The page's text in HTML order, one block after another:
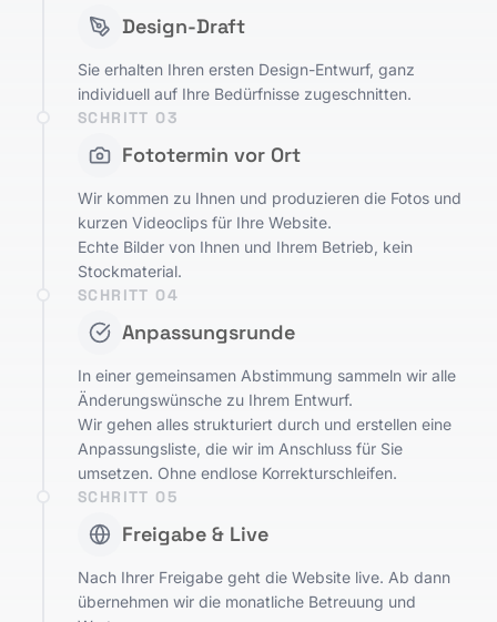
Design-Draft
Sie erhalten Ihren ersten Design-Entwurf, ganz
individuell auf Ihre Bedürfnisse zugeschnitten.
SCHRITT 03
Fototermin vor Ort
Wir kommen zu Ihnen und produzieren die Fotos und
kurzen Videoclips für Ihre Website.
Echte Bilder von Ihnen und Ihrem Betrieb, kein
Stockmaterial.
SCHRITT 04
Anpassungsrunde
In einer gemeinsamen Abstimmung sammeln wir alle
Änderungswünsche zu Ihrem Entwurf.
Wir gehen alles strukturiert durch und erstellen eine
Anpassungsliste, die wir im Anschluss für Sie
umsetzen. Ohne endlose Korrekturschleifen.
SCHRITT 05
Freigabe & Live
Nach Ihrer Freigabe geht die Website live. Ab dann
übernehmen wir die monatliche Betreuung und